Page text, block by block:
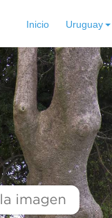
Inicio Uruguay